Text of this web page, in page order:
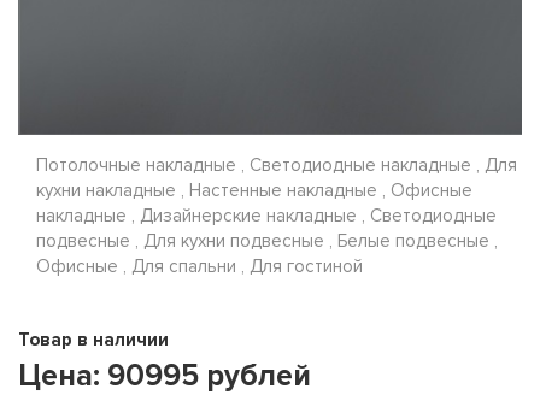
Потолочные накладные , Светодиодные накладные , Для
кухни накладные , Настенные накладные , Офисные
накладные , Дизайнерские накладные , Светодиодные
подвесные , Для кухни подвесные , Белые подвесные ,
Офисные , Для спальни , Для гостиной
Товар в наличии
Цена: 90995 рублей